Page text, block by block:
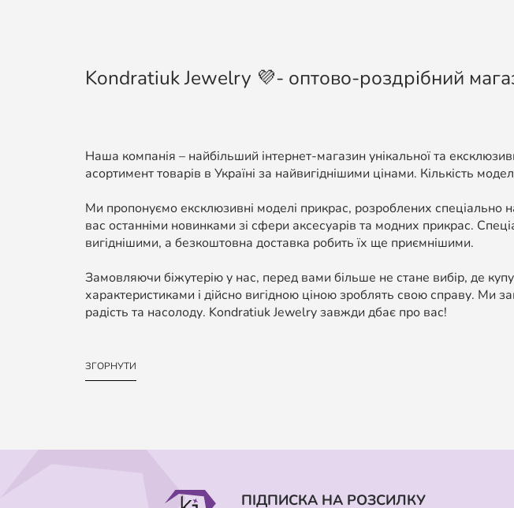
Kondratiuk Jewelry 💜- оптово-роздрібний
Наша компанія – найбільший інтернет-магазин унікальної та
асортимент товарів в Україні за найвигіднішими цінами. Кількість
Ми пропонуємо ексклюзивні моделі прикрас, розроблених
вас останніми новинками зі сфери аксесуарів та модних прикрас.
вигіднішими, а безкоштовна доставка робить їх ще приємнішими.
Замовляючи біжутерію у нас, перед вами більше не стане вибір, де
характеристиками і дійсно вигідною ціною зроблять свою справу. Ми
радість та насолоду. Kondratiuk Jewelry завжди дбає про вас!
ЗГОРНУТИ
ПІДПИСКА НА РОЗСИЛКУ